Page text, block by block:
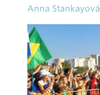
Anna Stankayová